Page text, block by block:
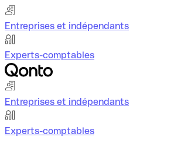
Entreprises et indépendants
Experts-comptables
Entreprises et indépendants
Experts-comptables